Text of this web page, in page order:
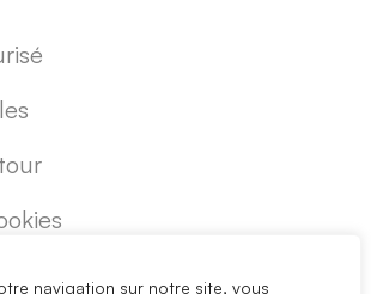
navigation sur notre site, vous